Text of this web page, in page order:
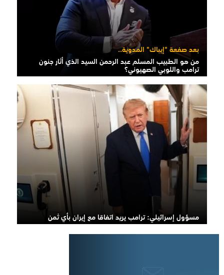
بعد صفعة "إيباك" المدوية..
من هو الطبيب المسلم عبد الرحمن السيد الذي أثار جنون
ترامب واللوبي الصهيوني؟
مسؤول إسرائيلي: ترامب يريد اتفاقا مع إيران بأي ثمن